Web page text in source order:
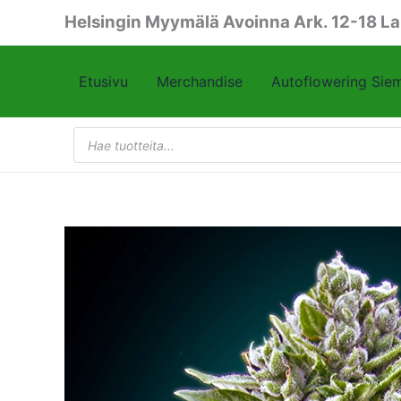
Helsingin Myymälä Avoinna Ark. 12-18
Etusivu Merchandise Autoflowering
Products
search